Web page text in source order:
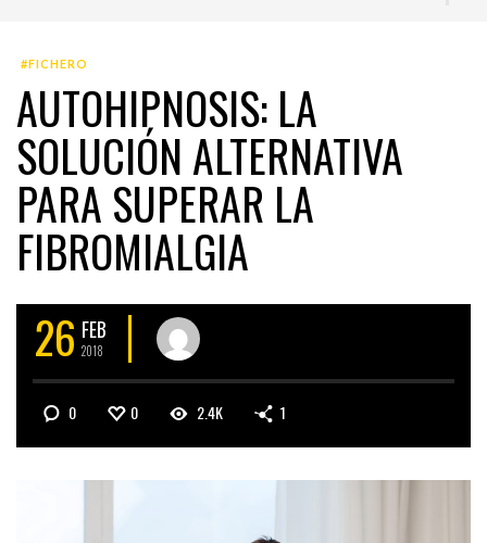
#FICHERO
AUTOHIPNOSIS: LA
SOLUCIÓN ALTERNATIVA
PARA SUPERAR LA
FIBROMIALGIA
26 FEB
2018
0 0 2.4K 1